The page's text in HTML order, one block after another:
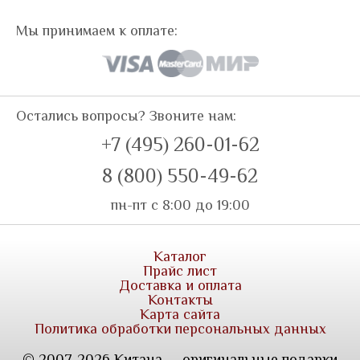
Мы принимаем к оплате:
Остались вопросы? Звоните нам:
+7 (495) 260-01-62
8 (800) 550-49-62
пн-пт с 8:00 до 19:00
Каталог
Прайс лист
Доставка и оплата
Контакты
Карта сайта
Политика обработки персональных данных